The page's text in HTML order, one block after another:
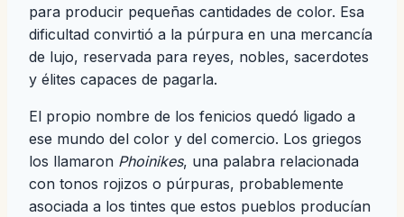
para producir pequeñas cantidades de color. Esa
dificultad convirtió a la púrpura en una mercancía
de lujo, reservada para reyes, nobles, sacerdotes
y élites capaces de pagarla.
El propio nombre de los fenicios quedó ligado a
ese mundo del color y del comercio. Los griegos
los llamaron Phoinikes, una palabra relacionada
con tonos rojizos o púrpuras, probablemente
asociada a los tintes que estos pueblos producían